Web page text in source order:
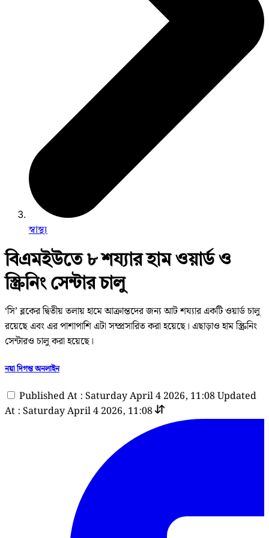
স্বাস্থ্য
বিএমইউতে ৮ শয্যার হাম ওয়ার্ড ও
স্ক্রিনিং সেন্টার চালু
‘সি’ ব্লকের দ্বিতীয় তলায় হামে আক্রান্তদের জন্য আট শয্যার একটি ওয়ার্ড চালু
রয়েছে এবং এর পাশাপাশি এটা সম্প্রসারিত করা হয়েছে। এছাড়াও হাম স্ক্রিনিং
সেন্টারও চালু করা হয়েছে।
নয়া দিগন্ত অনলাইন
Published At : Saturday April 4 2026, 11:08Updated
At : Saturday April 4 2026, 11:08